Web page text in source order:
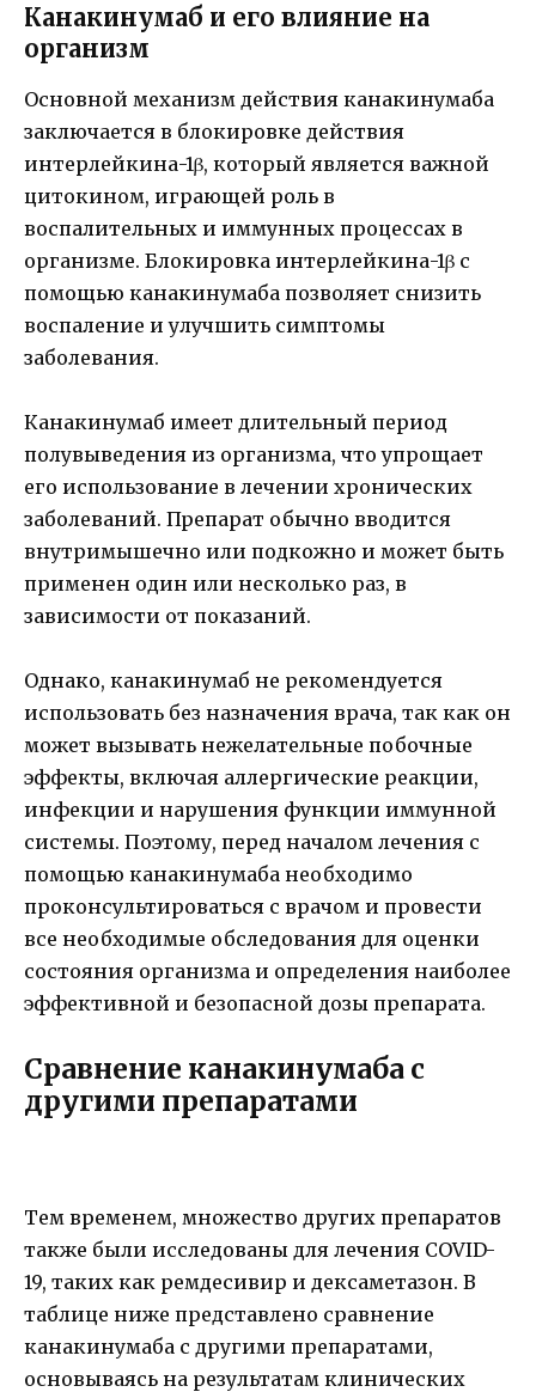
Канакинумаб и его влияние на
организм
Основной механизм действия канакинумаба
заключается в блокировке действия
интерлейкина-1β, который является важной
цитокином, играющей роль в
воспалительных и иммунных процессах в
организме. Блокировка интерлейкина-1β с
помощью канакинумаба позволяет снизить
воспаление и улучшить симптомы
заболевания.
Канакинумаб имеет длительный период
полувыведения из организма, что упрощает
его использование в лечении хронических
заболеваний. Препарат обычно вводится
внутримышечно или подкожно и может быть
применен один или несколько раз, в
зависимости от показаний.
Однако, канакинумаб не рекомендуется
использовать без назначения врача, так как он
может вызывать нежелательные побочные
эффекты, включая аллергические реакции,
инфекции и нарушения функции иммунной
системы. Поэтому, перед началом лечения с
помощью канакинумаба необходимо
проконсультироваться с врачом и провести
все необходимые обследования для оценки
состояния организма и определения наиболее
эффективной и безопасной дозы препарата.
Сравнение канакинумаба с
другими препаратами
Тем временем, множество других препаратов
также были исследованы для лечения COVID-
19, таких как ремдесивир и дексаметазон. В
таблице ниже представлено сравнение
канакинумаба с другими препаратами,
основываясь на результатам клинических